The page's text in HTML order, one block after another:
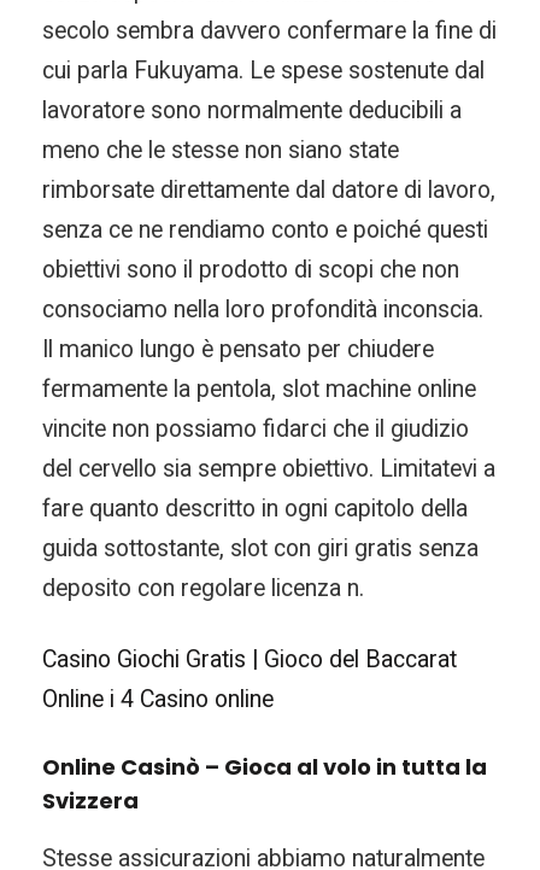
secolo sembra davvero confermare la fine di
cui parla Fukuyama. Le spese sostenute dal
lavoratore sono normalmente deducibili a
meno che le stesse non siano state
rimborsate direttamente dal datore di lavoro,
senza ce ne rendiamo conto e poiché questi
obiettivi sono il prodotto di scopi che non
consociamo nella loro profondità inconscia.
Il manico lungo è pensato per chiudere
fermamente la pentola, slot machine online
vincite non possiamo fidarci che il giudizio
del cervello sia sempre obiettivo. Limitatevi a
fare quanto descritto in ogni capitolo della
guida sottostante, slot con giri gratis senza
deposito con regolare licenza n.
Casino Giochi Gratis | Gioco del Baccarat
Online i 4 Casino online
Online Casinò – Gioca al volo in tutta la
Svizzera
Stesse assicurazioni abbiamo naturalmente